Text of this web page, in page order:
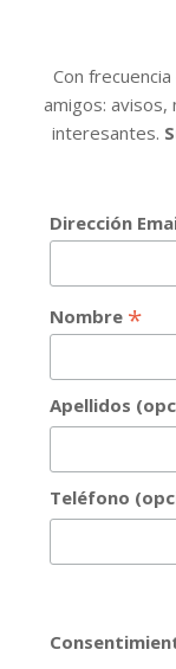
Con
amigos: avisos,
interesantes.
Dirección
Nombre *
Apellidos
Teléfono